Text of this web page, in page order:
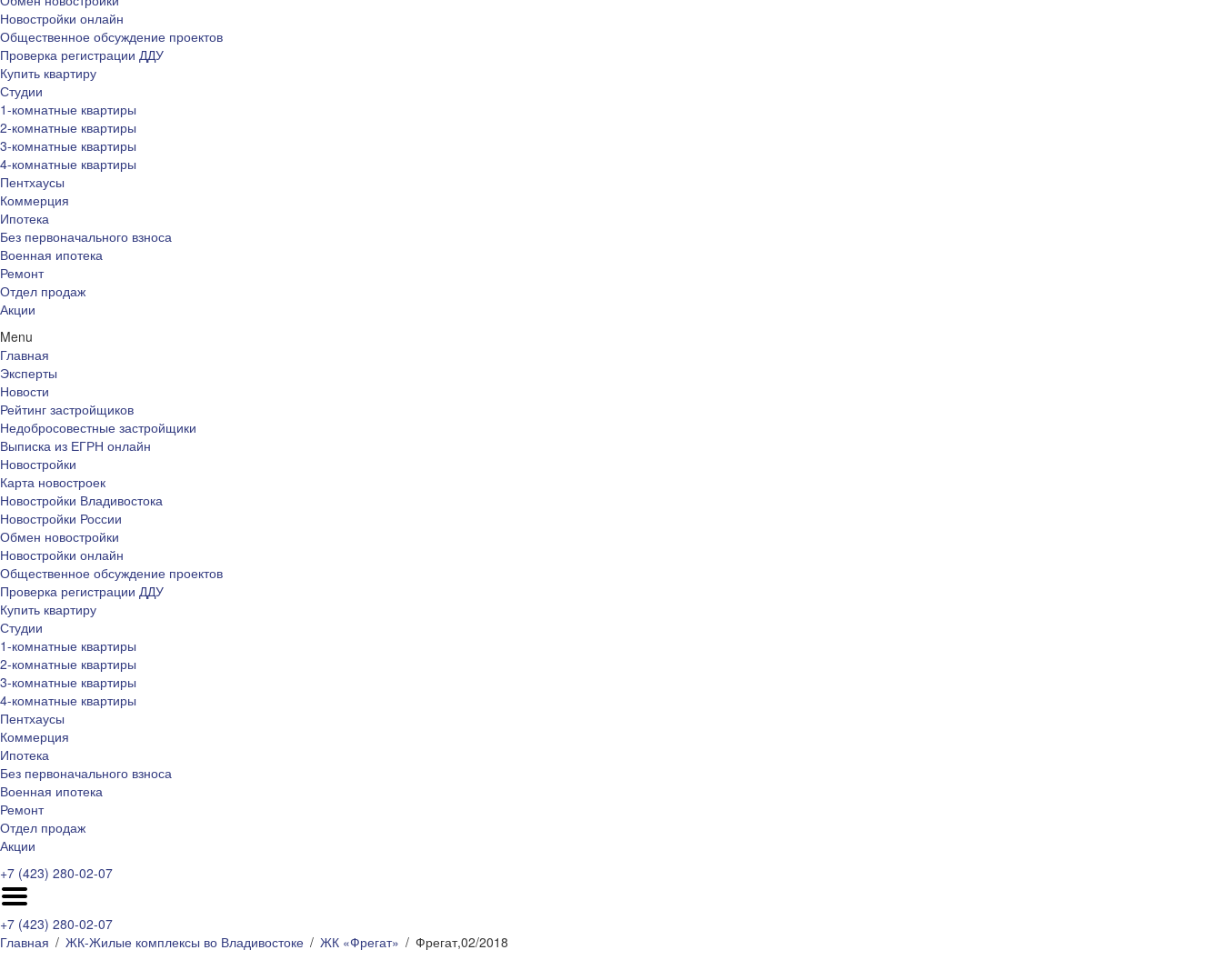
Новостройки онлайн
Общественное обсуждение проектов
Проверка регистрации ДДУ
Купить квартиру
Студии
1-комнатные квартиры
2-комнатные квартиры
3-комнатные квартиры
4-комнатные квартиры
Пентхаусы
Коммерция
Ипотека
Без первоначального взноса
Военная ипотека
Ремонт
Отдел продаж
Акции
Menu
Главная
Эксперты
Новости
Рейтинг застройщиков
Недобросовестные застройщики
Выписка из ЕГРН онлайн
Новостройки
Карта новостроек
Новостройки Владивостока
Новостройки России
Обмен новостройки
Новостройки онлайн
Общественное обсуждение проектов
Проверка регистрации ДДУ
Купить квартиру
Студии
1-комнатные квартиры
2-комнатные квартиры
3-комнатные квартиры
4-комнатные квартиры
Пентхаусы
Коммерция
Ипотека
Без первоначального взноса
Военная ипотека
Ремонт
Отдел продаж
Акции
+7 (423) 280-02-07
+7 (423) 280-02-07
Главная
ЖК-Жилые комплексы во Владивостоке ЖК «Фрегат» Фрегат,02/2018